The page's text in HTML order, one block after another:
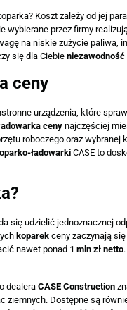
Koszt zależy od jej
wybierane przez firmy
na niskie zużycie paliwa,
się dla Ciebie
ceny
urządzenia, które
ceny najczęściej
roboczego oraz
ładowarkiCASE to
się udzielić jednoznacznej
koparek ceny zaczynają
nawet ponad 1 mln zł netto
dealera CASE Construction
ziemnych. Dostępne są